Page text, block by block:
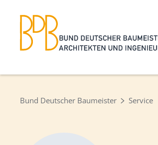
Bund Deutscher Baumeister Service